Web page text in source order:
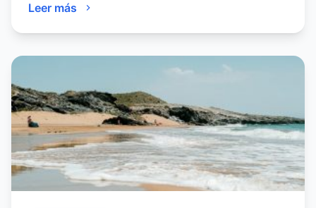
Leer más